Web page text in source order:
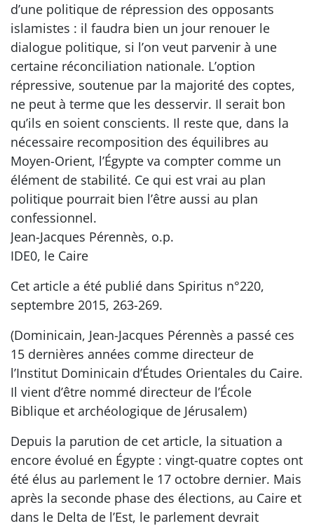
d’une politique de répression des opposants
islamistes : il faudra bien un jour renouer le
dialogue politique, si l’on veut parvenir à une
certaine réconciliation nationale. L’option
répressive, soutenue par la majorité des coptes,
ne peut à terme que les desservir. Il serait bon
qu’ils en soient conscients. Il reste que, dans la
nécessaire recomposition des équilibres au
Moyen-Orient, l’Égypte va compter comme un
élément de stabilité. Ce qui est vrai au plan
politique pourrait bien l’être aussi au plan
confessionnel.
Jean-Jacques Pérennès, o.p.
IDE0, le Caire
Cet article a été publié dans Spiritus n°220,
septembre 2015, 263-269.
(Dominicain, Jean-Jacques Pérennès a passé ces
15 dernières années comme directeur de
l’Institut Dominicain d’Études Orientales du Caire.
Il vient d’être nommé directeur de l’École
Biblique et archéologique de Jérusalem)
Depuis la parution de cet article, la situation a
encore évolué en Égypte : vingt-quatre coptes ont
été élus au parlement le 17 octobre dernier. Mais
après la seconde phase des élections, au Caire et
dans le Delta de l’Est, le parlement devrait